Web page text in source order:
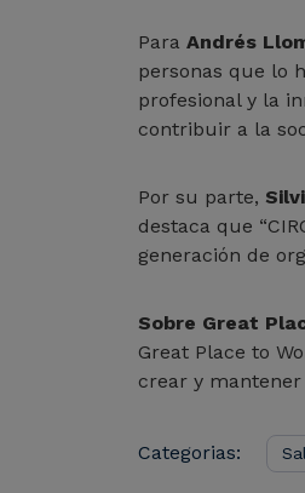
Para Andrés
personas que lo
profesional y la
contribuir a la
Por su parte,
destaca que
generación de
Sobre Great
Great Place to
crear y
Categorias: